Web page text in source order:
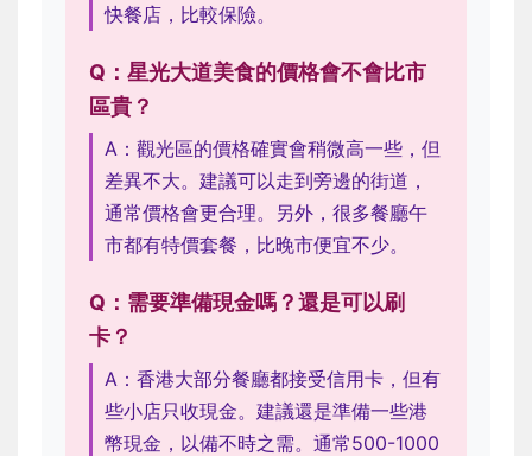
快餐店，比較保險。
Q：星光大道美食的價格會不會比市
區貴？
A：觀光區的價格確實會稍微高一些，但
差異不大。建議可以走到旁邊的街道，
通常價格會更合理。另外，很多餐廳午
市都有特價套餐，比晚市便宜不少。
Q：需要準備現金嗎？還是可以刷
卡？
A：香港大部分餐廳都接受信用卡，但有
些小店只收現金。建議還是準備一些港
幣現金，以備不時之需。通常500-1000